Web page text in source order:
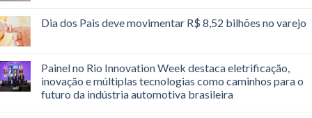
Dia dos Pais deve movimentar R$ 8,52 bilhões no varejo
Painel no Rio Innovation Week destaca eletrificação,
inovação e múltiplas tecnologias como caminhos para o
futuro da indústria automotiva brasileira